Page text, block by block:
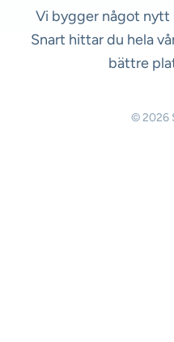
Vi bygger något nytt
Snart hittar du hela
bättre
© 2026